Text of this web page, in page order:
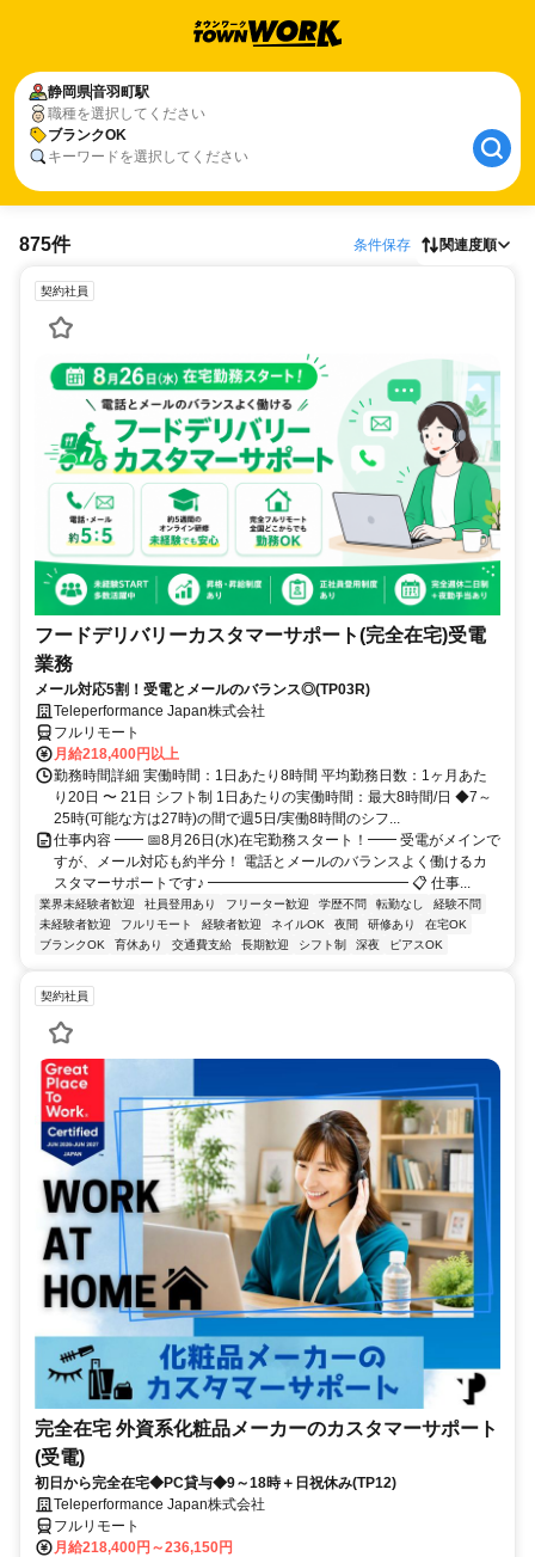
静岡県音羽町駅
職種を選択してください
ブランクOK
キーワードを選択してください
875件 条件保存 関連度順
契約社員
フードデリバリーカスタマーサポート(完全在宅)受電
業務
メール対応5割！受電とメールのバランス◎(TP03R)
Teleperformance Japan株式会社
フルリモート
月給218,400円以上
勤務時間詳細 実働時間：1日あたり8時間 平均勤務日数：1ヶ月あた
り20日 〜 21日 シフト制 1日あたりの実働時間：最大8時間/日 ◆7～
25時(可能な方は27時)の間で週5日/実働8時間のシフ...
仕事内容 ━━ 📅8月26日(水)在宅勤務スタート！━━ 受電がメインで
すが、メール対応も約半分！ 電話とメールのバランスよく働けるカ
スタマーサポートです♪ ━━━━━━━━━━━━━━ 📋 仕事...
業界未経験者歓迎 社員登用あり フリーター歓迎 学歴不問 転勤なし
経験不問
未経験者歓迎
フルリモート 経験者歓迎 ネイルOK 夜間 研修あり
在宅OK
ブランクOK
育休あり 交通費支給 長期歓迎 シフト制 深夜 ピアスOK
契約社員
完全在宅 外資系化粧品メーカーのカスタマーサポート
(受電)
初日から完全在宅◆PC貸与◆9～18時＋日祝休み(TP12)
Teleperformance Japan株式会社
フルリモート
月給218,400円～236,150円